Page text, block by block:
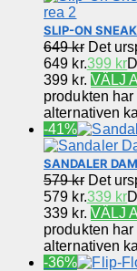
SLIP-ON
649kr Det
649 kr.399 kr
399 kr. VÄLJ
produkten
alternativen
-41%
SANDALER DAM
579kr Det
579 kr.339 kr
339 kr. VÄLJ
produkten
alternativen
-36%